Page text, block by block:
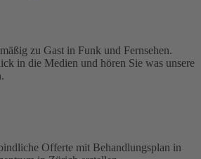
zu Gast in Funk und Fernsehen.
in die Medien und hören Sie was unsere
Offerte mit Behandlungsplan in